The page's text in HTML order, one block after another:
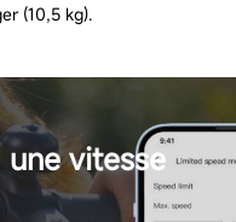
(10,5 kg).
vitesse